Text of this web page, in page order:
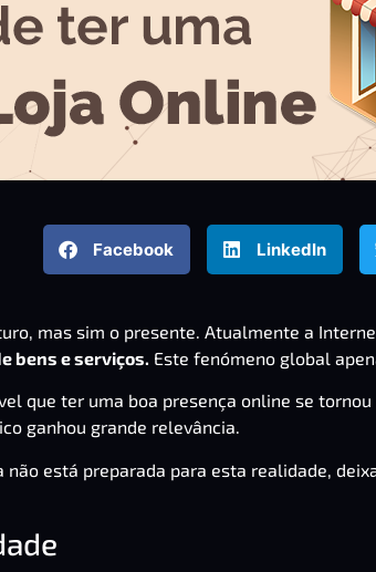
Facebook LinkedIn
mas sim o presente. Atualmente a
bens e serviços. Este fenómeno global
que ter uma boa presença online se
ganhou grande relevância.
não está preparada para esta realidade,